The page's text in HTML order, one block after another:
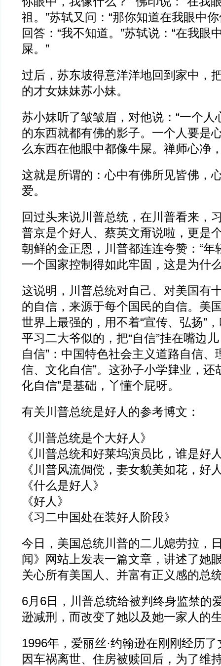
祖。”苏轼又问：“那你知道在我眼中
回答：“我不知道。”苏轼说：“在我眼
屎。”
过后，苏东坡得意洋洋地回到家中，
的才女妹妹苏小妹。
苏小妹听了皱皱眉，对他说：“一个人
的东西就都有佛的影子。一个人要是
么东西在他眼中都像牛屎。禅师心净
这就是所谓的：心中有佛所见皆佛，
爱。
回过头来说川普总统，在川普看来，
普京是个好人、蔡英文甭说啦，更
朝鲜的金正恩，川普都连连夸赞：“年
一个国家控制得如此牢固，这是为什
这说明，川普总统对自己、对美国有
的自信，来源于每个国民的自信。美
世界上最强的，用不着“宣传、弘扬”
平习二大爷似的，把“自信”挂在嘴边
自信”：中国特色社会主义道路自信、
信、文化自信”。这孙子小学肄业，还
化自信”是基础，丫懂个屁呀。
有关川普总统是好人的参考博文：
《川普总统是个大好人》
《川普总统和好莱坞演员比，谁是好
《川普风流倜傥，妻女貌美如花，好
《什么是好人》
《好人》
《习二中国处在装好人阶段》
今日，美国总统川普的二儿媳劳拉，
闻》网站上发表一篇文章，讲述了她
关心所有美国人、并富有正义感的总
6月6日，川普总统给被判终身监禁的
逊减刑，而改变了她以及她一家人的
1996年，爱丽丝·约翰逊在刚刚经历
因车祸离世、住房被赎回后，为了维